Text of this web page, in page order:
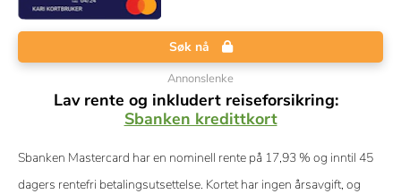
Søk nå
Annonslenke
Lav rente og inkludert reiseforsikring:
Sbanken kredittkort
Sbanken Mastercard har en nominell rente på 17,93 % og inntil 45
dagers rentefri betalingsutsettelse. Kortet har ingen årsavgift, og